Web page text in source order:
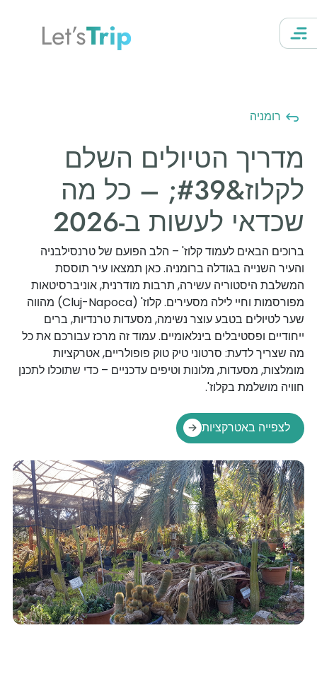
Let’sTrip
רומניה
מדריך הטיולים השלם
לקלוז&#39; – כל מה
שכדאי לעשות ב-2026
ברוכים הבאים לעמוד קלוז' – הלב הפועם של טרנסילבניה
והעיר השנייה בגודלה ברומניה. כאן תמצאו עיר תוססת
המשלבת היסטוריה עשירה, תרבות מודרנית, אוניברסיטאות
מפורסמות וחיי לילה מסעירים. קלוז' (Cluj-Napoca) מהווה
שער לטיולים בטבע עוצר נשימה, מסעדות טרנדיות, ברים
ייחודיים ופסטיבלים בינלאומיים. עמוד זה מרכז עבורכם את כל
מה שצריך לדעת: סרטוני טיק טוק פופולריים, אטרקציות
מומלצות, מסעדות, מלונות וטיפים עדכניים – כדי שתוכלו לתכנן
חוויה מושלמת בקלוז'.
לצפייה באטרקציות